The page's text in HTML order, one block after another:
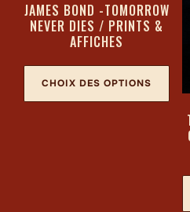
JAMES BOND -TOMORROW
NEVER DIES / PRINTS &
AFFICHES
CHOIX DES OPTIONS